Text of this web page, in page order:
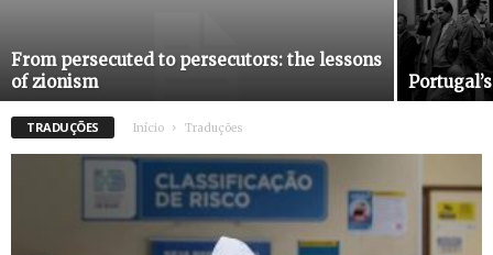
From persecuted to persecutors: the lessons
of zionism
TRADUÇÕES Início Traduções